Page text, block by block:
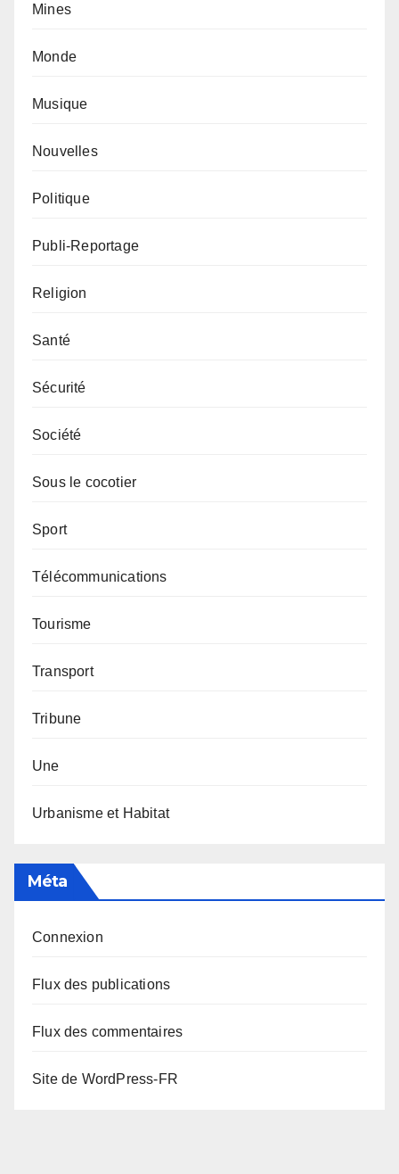
Mines
Monde
Musique
Nouvelles
Politique
Publi-Reportage
Religion
Santé
Sécurité
Société
Sous le cocotier
Sport
Télécommunications
Tourisme
Transport
Tribune
Une
Urbanisme et Habitat
Méta
Connexion
Flux des publications
Flux des commentaires
Site de WordPress-FR